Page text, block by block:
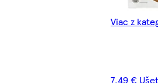
Viac z
7,49 €